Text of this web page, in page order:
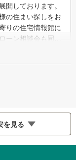
開しております。
の住まい探しをお
りの住宅情報館に
ーン相談会も同時
算やご購入の際
を見る